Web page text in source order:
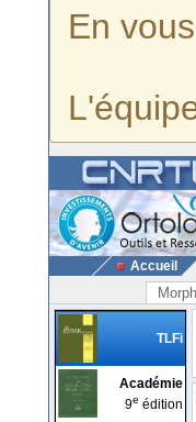
En
Accueil
TLFi
Académie
9e édition